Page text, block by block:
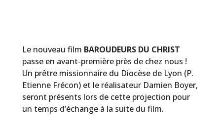
Le nouveau film BAROUDEURS DU CHRIST
passe en avant-première près de chez nous !
Un prêtre missionnaire du Diocèse de Lyon (P.
Etienne Frécon) et le réalisateur Damien Boyer,
seront présents lors de cette projection pour
un temps d’échange à la suite du film.